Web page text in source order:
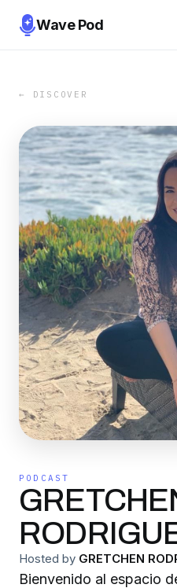
Wave Pod
← DISCOVER
PODCAST
Hosted by GRETCHEN
Bienvenido al espacio